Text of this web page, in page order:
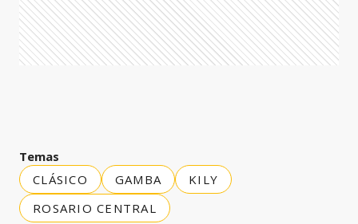
Temas
CLÁSICO
GAMBA
KILY
ROSARIO CENTRAL